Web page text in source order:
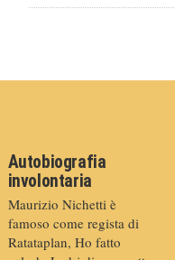
Autobiografia
involontaria
Maurizio Nichetti è
famoso come regista di
Ratataplan, Ho fatto